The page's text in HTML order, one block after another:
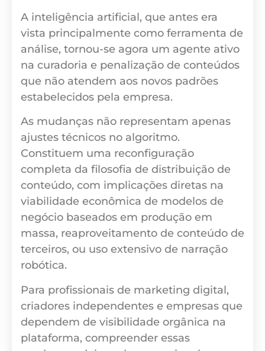
A inteligência artificial, que antes era
vista principalmente como ferramenta de
análise, tornou-se agora um agente ativo
na curadoria e penalização de conteúdos
que não atendem aos novos padrões
estabelecidos pela empresa.
As mudanças não representam apenas
ajustes técnicos no algoritmo.
Constituem uma reconfiguração
completa da filosofia de distribuição de
conteúdo, com implicações diretas na
viabilidade econômica de modelos de
negócio baseados em produção em
massa, reaproveitamento de conteúdo de
terceiros, ou uso extensivo de narração
robótica.
Para profissionais de marketing digital,
criadores independentes e empresas que
dependem de visibilidade orgânica na
plataforma, compreender essas